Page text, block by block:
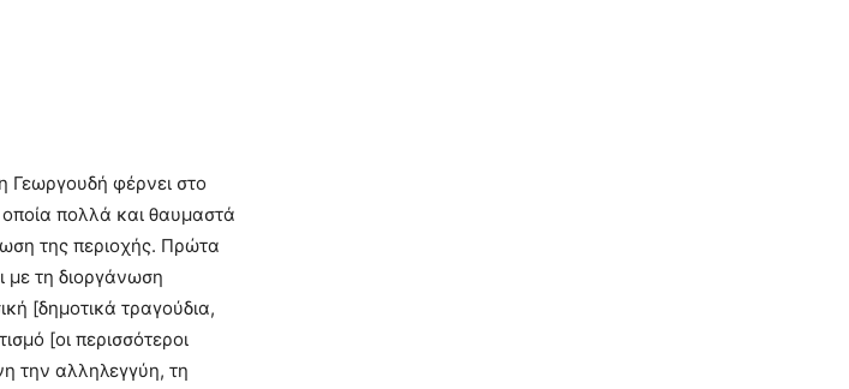
Γεωργουδή φέρνει στο
πολλά και θαυμαστά
της περιοχής. Πρώτα
με τη διοργάνωση
[δημοτικά τραγούδια,
[οι περισσότεροι
την αλληλεγγύη, τη